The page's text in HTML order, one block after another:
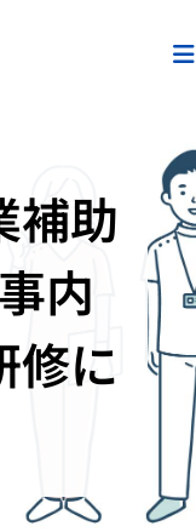
補助
内
修に